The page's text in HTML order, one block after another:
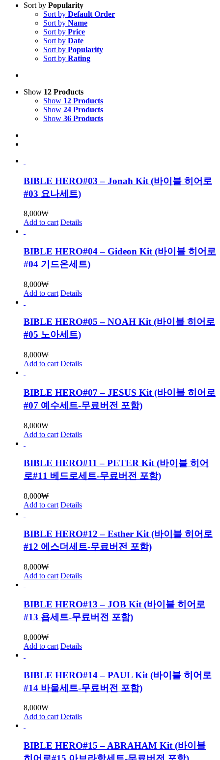
Sort by Popularity
Sort by Default Order
Sort by Name
Sort by Price
Sort by Date
Sort by Popularity
Sort by Rating
Show 12 Products
Show 12 Products
Show 24 Products
Show 36 Products
BIBLE HERO#03 – Jonah Kit (바이블 히어로
#03 요나세트)
8,000₩
Add to cart Details
BIBLE HERO#04 – Gideon Kit (바이블 히어로
#04 기드온세트)
8,000₩
Add to cart Details
BIBLE HERO#05 – NOAH Kit (바이블 히어로
#05 노아세트)
8,000₩
Add to cart Details
BIBLE HERO#07 – JESUS Kit (바이블 히어로
#07 예수세트-무료버전 포함)
8,000₩
Add to cart Details
BIBLE HERO#11 – PETER Kit (바이블 히어
로#11 베드로세트-무료버전 포함)
8,000₩
Add to cart Details
BIBLE HERO#12 – Esther Kit (바이블 히어로
#12 에스더세트-무료버전 포함)
8,000₩
Add to cart Details
BIBLE HERO#13 – JOB Kit (바이블 히어로
#13 욥세트-무료버전 포함)
8,000₩
Add to cart Details
BIBLE HERO#14 – PAUL Kit (바이블 히어로
#14 바울세트-무료버전 포함)
8,000₩
Add to cart Details
BIBLE HERO#15 – ABRAHAM Kit (바이블